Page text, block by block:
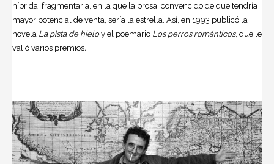
híbrida, fragmentaria, en la que la prosa, convencido de que tendría
mayor potencial de venta, sería la estrella. Así, en 1993 publicó la
novela La pista de hieloy el poemario Los perros románticos, que le
valió varios premios.